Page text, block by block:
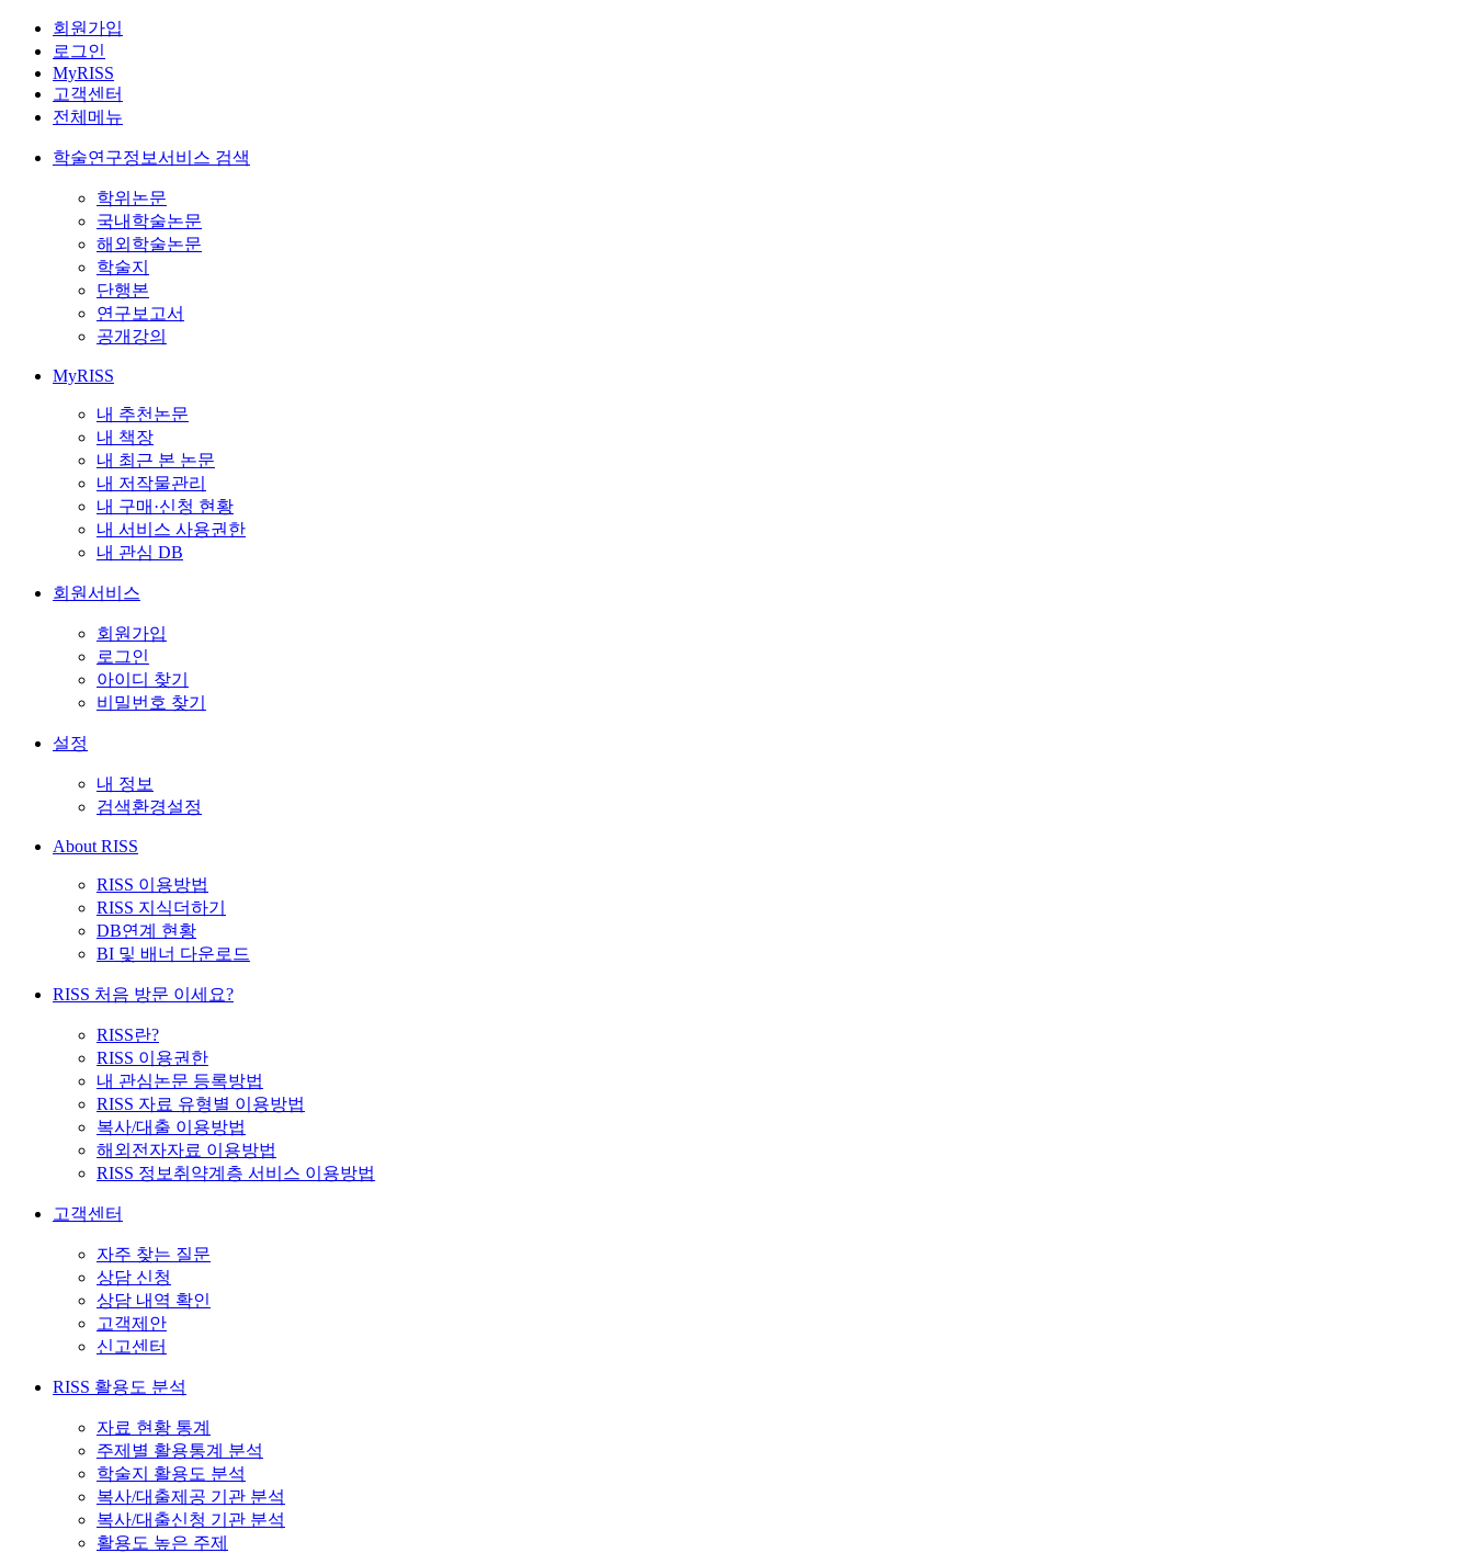
회원가입
로그인
MyRISS
고객센터
전체메뉴
학술연구정보서비스 검색
학위논문
국내학술논문
해외학술논문
학술지
단행본
연구보고서
공개강의
MyRISS
내 추천논문
내 책장
내 최근 본 논문
내 저작물관리
내 구매·신청 현황
내 서비스 사용권한
내 관심 DB
회원서비스
회원가입
로그인
아이디 찾기
비밀번호 찾기
설정
내 정보
검색환경설정
About RISS
RISS 이용방법
RISS 지식더하기
DB연계 현황
BI 및 배너 다운로드
RISS 처음 방문 이세요?
RISS란?
RISS 이용권한
내 관심논문 등록방법
RISS 자료 유형별 이용방법
복사/대출 이용방법
해외전자자료 이용방법
RISS 정보취약계층 서비스 이용방법
고객센터
자주 찾는 질문
상담 신청
상담 내역 확인
고객제안
신고센터
RISS 활용도 분석
자료 현황 통계
주제별 활용통계 분석
학술지 활용도 분석
복사/대출제공 기관 분석
복사/대출신청 기관 분석
활용도 높은 주제